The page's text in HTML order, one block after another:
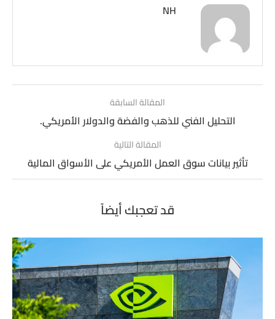
NH
المقالة السابقة
التحليل الفني للذهب والفضة والدولار الأمريكي.
المقالة التالية
تأثير بيانات سوق العمل الأمريكي على الأسواق المالية
قد تعجبك أيضاً